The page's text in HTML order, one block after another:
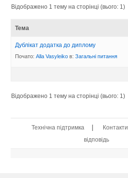
Відображено 1 тему на сторінці (вього: 1)
Тема
Дублікат додатка до диплому
Почато:Alla Vasyleiko в:Загальні питання
Відображено 1 тему на сторінці (вього: 1)
Технічна підтримка | Контакти
відповідь